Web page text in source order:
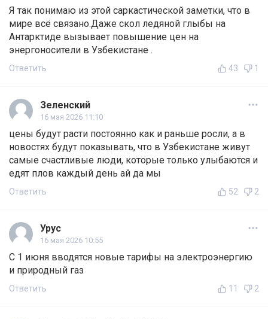
Я так понимаю из этой саркастической заметки, что в
мире всё связано.Даже скол ледяной глыбы на
Антарктиде вызывает повышение цен на
энергоносители в Узбекистане .
Ответить 43 1
Зеленский
16 мая 2026 11:10
цены будут расти постоянно как и раньше росли, а в
новостях будут показывать, что в Узбекистане живут
самые счастливые люди, которые только улыбаются и
едят плов каждый день ай да мы
Ответить 52 2
Урус
16 мая 2026 10:55
С 1 июня вводятся новые тарифы на электроэнергию
и природный газ
Ответить 11 2